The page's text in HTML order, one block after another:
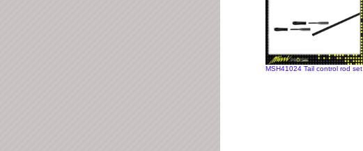
MSH41024 Tail control rod set